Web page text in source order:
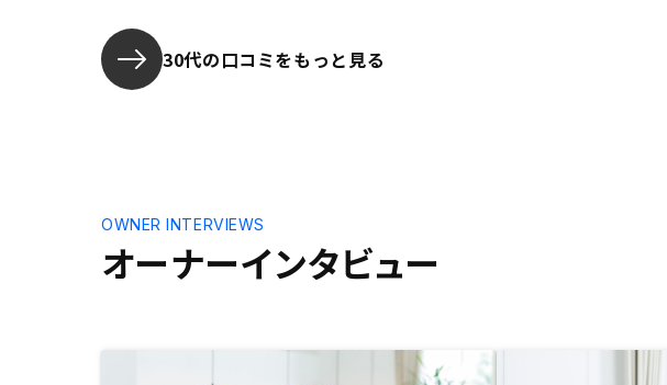
30代の口コミをもっと見る
オーナーインタビュー
OWNER INTERVIEWS